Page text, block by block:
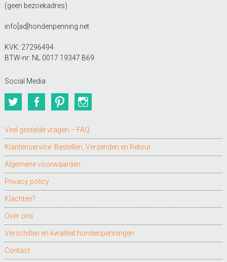
(geen bezoekadres)
info[ad]hondenpenning.net
KVK: 27296494
BTW-nr: NL 0017 19347 B69
Social Media
TwitterFacebookPinterest
Veel gestelde vragen – FAQ
Klantenservice: Bestellen, Verzenden en Retour
Algemene voorwaarden
Privacy policy
Klachten?
Over ons
Verschillen en kwaliteit hondenpenningen
Contact